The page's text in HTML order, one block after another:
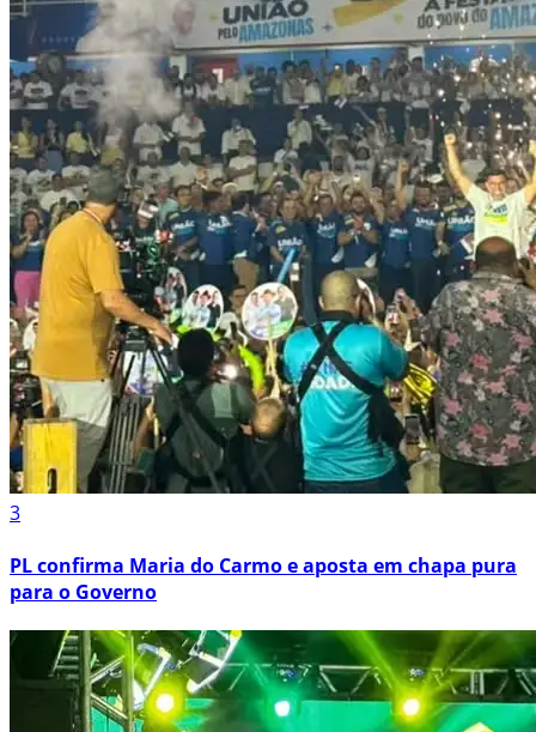
3
PL confirma Maria do Carmo e aposta em chapa pura
para o Governo